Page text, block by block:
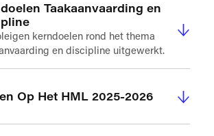
Taakaanvaarding en
kerndoelen rond het thema
en discipline uitgewerkt.
↓
Op Het HML 2025-2026 ↓